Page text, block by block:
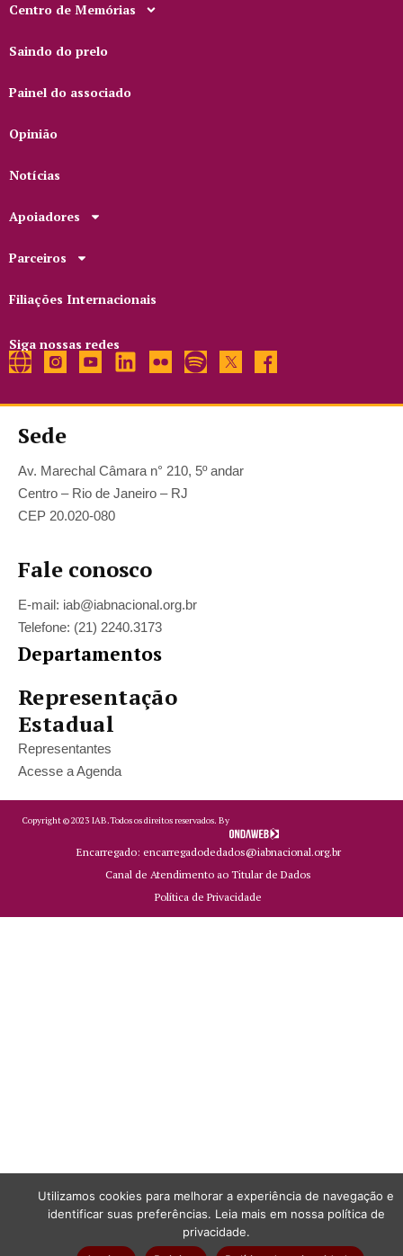
Centro de Memórias
Saindo do prelo
Painel do associado
Opinião
Notícias
Apoiadores
Parceiros
Filiações Internacionais
Siga nossas redes
Sede
Av. Marechal Câmara n° 210, 5º andar
Centro – Rio de Janeiro – RJ
CEP 20.020-080
Fale conosco
E-mail: iab@iabnacional.org.br
Telefone: (21) 2240.3173
Departamentos
Representação
Estadual
Representantes
Acesse a Agenda
Copyright ©2023 IAB.Todos os direitos reservados. By
Encarregado: encarregadodedados@iabnacional.org.br
Canal de Atendimento ao Titular de Dados
Política de Privacidade
Utilizamos cookies para melhorar a experiência de navegação e
identificar suas preferências. Leia mais em nossa política de
privacidade.